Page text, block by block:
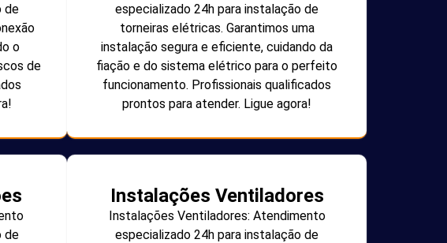
de
o
de
especializado 24h para instalação de
torneiras elétricas. Garantimos uma
instalação segura e eficiente, cuidando da
fiação e do sistema elétrico para o perfeito
funcionamento. Profissionais qualificados
prontos para atender. Ligue agora!
de
Instalações Ventiladores
Instalações Ventiladores: Atendimento
especializado 24h para instalação de